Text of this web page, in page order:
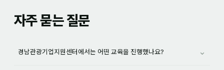
자주 묻는 질문
경남관광기업지원센터에서는 어떤 교육을 진행했나요? ⌄